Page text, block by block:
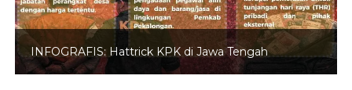
INFOGRAFIS: Hattrick KPK di Jawa Tengah